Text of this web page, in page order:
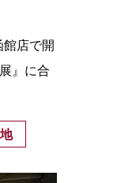
店で開
』に合